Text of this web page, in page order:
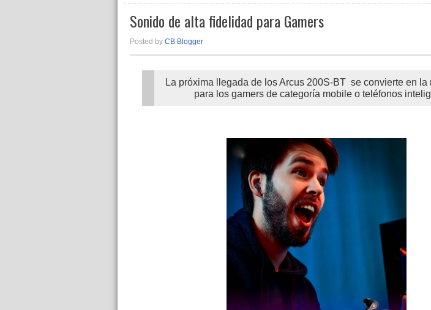
Sonido de alta fidelidad para Gamers
Posted by CB Blogger
La próxima llegada de los Arcus 200S-BT se convierte en la
para los gamers de categoría mobile o teléfonos